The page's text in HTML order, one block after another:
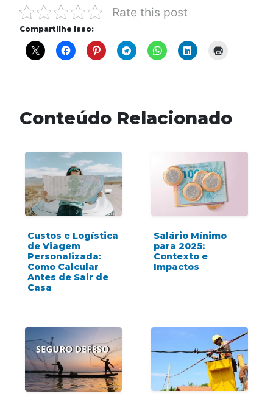
Rate this post
Compartilhe isso:
Conteúdo Relacionado
Custos e Logística
de Viagem
Personalizada:
Como Calcular
Antes de Sair de
Casa
Salário Mínimo
para 2025:
Contexto e
Impactos